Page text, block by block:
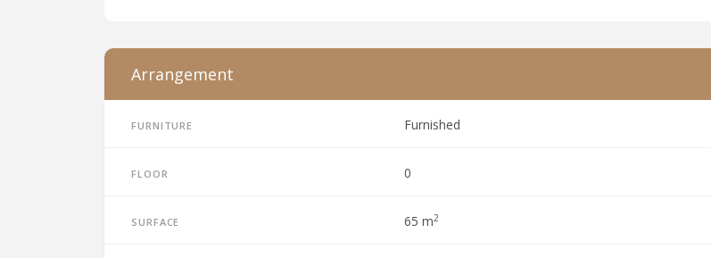
Arrangement
Furniture Furnished
Floor 0
Surface 65 m2